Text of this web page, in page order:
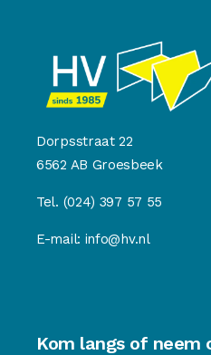
Dorpsstraat 22
6562 AB Groesbeek
Tel. (024) 397 57 55
E-mail: info@hv.nl
Kom langs of neem